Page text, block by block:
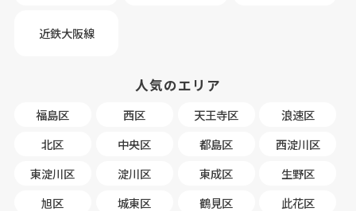
近鉄大阪線
人気のエリア
福島区 西区 天王寺区
浪速区
北区
中央区 都島区
西淀川区
東淀川区
淀川区 東成区
生野区
旭区
城東区 鶴見区
此花区